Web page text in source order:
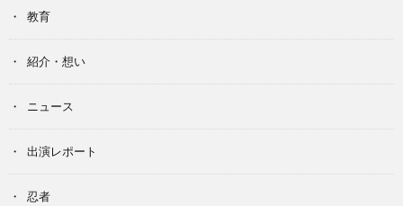
教育
紹介・想い
ニュース
出演レポート
忍者